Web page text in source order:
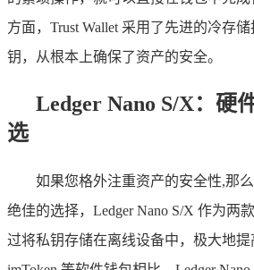
方面，Trust Wallet 采用了先进的冷存
钥，从根本上确保了资产的安全。
Ledger Nano S/X：硬
选
如果您格外注重资产的安全性,那
绝佳的选择，Ledger Nano S/X 作为两
过将私钥存储在离线设备中，极大地